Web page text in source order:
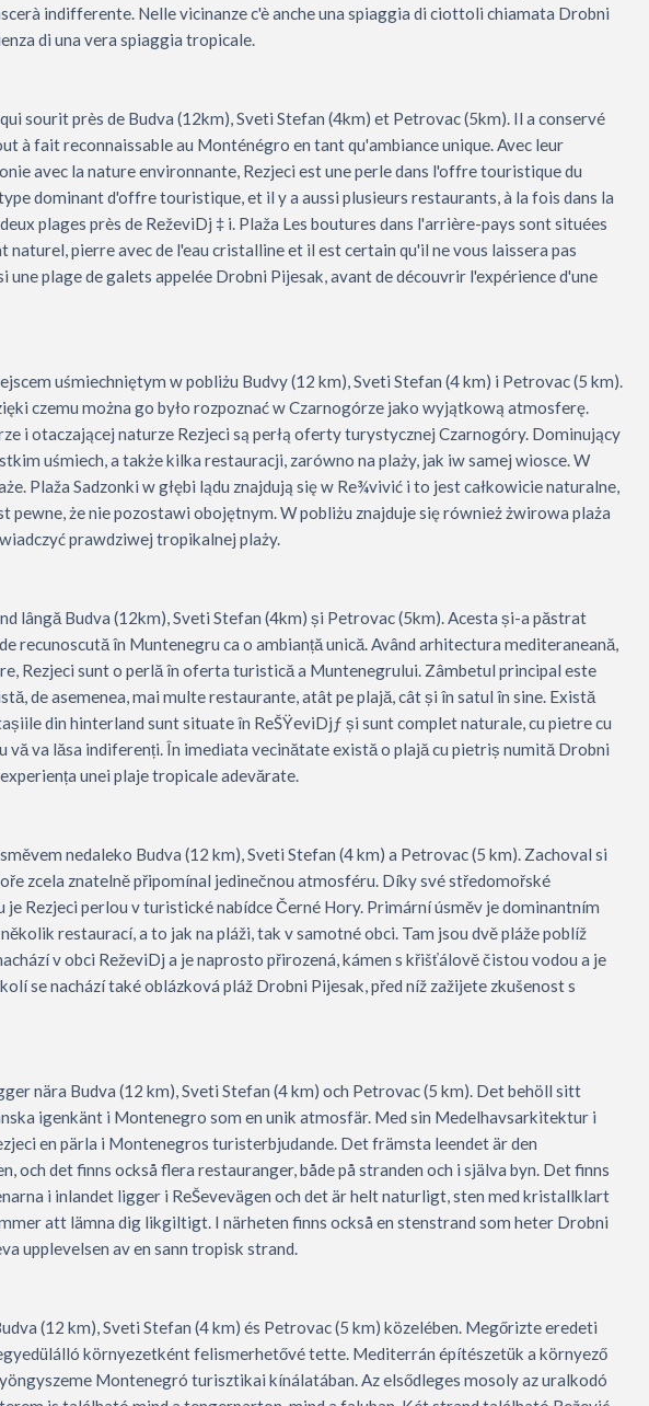
indifferente. Nelle vicinanze c'è anche una spiaggia di ciottoli chiamata Drobni
di una vera spiaggia tropicale.
sourit près de Budva (12km), Sveti Stefan (4km) et Petrovac (5km). Il a conservé
à fait reconnaissable au Monténégro en tant qu'ambiance unique. Avec leur
avec la nature environnante, Rezjeci est une perle dans l'offre touristique du
dominant d'offre touristique, et il y a aussi plusieurs restaurants, à la fois dans la
plages près de ReževiDj ‡ i. Plaža Les boutures dans l'arrière-pays sont situées
naturel, pierre avec de l'eau cristalline et il est certain qu'il ne vous laissera pas
une plage de galets appelée Drobni Pijesak, avant de découvrir l'expérience d'une
uśmiechniętym w pobliżu Budvy (12 km), Sveti Stefan (4 km) i Petrovac (5 km).
czemu można go było rozpoznać w Czarnogórze jako wyjątkową atmosferę.
i otaczającej naturze Rezjeci są perłą oferty turystycznej Czarnogóry. Dominujący
uśmiech, a także kilka restauracji, zarówno na plaży, jak iw samej wiosce. W
Plaža Sadzonki w głębi lądu znajdują się w Re¾vivić i to jest całkowicie naturalne,
pewne, że nie pozostawi obojętnym. W pobliżu znajduje się również żwirowa plaża
prawdziwej tropikalnej plaży.
lângă Budva (12km), Sveti Stefan (4km) și Petrovac (5km). Acesta și-a păstrat
recunoscută în Muntenegru ca o ambianță unică. Având arhitectura mediteraneană,
Rezjeci sunt o perlă în oferta turistică a Muntenegrului. Zâmbetul principal este
de asemenea, mai multe restaurante, atât pe plajă, cât și în satul în sine. Există
din hinterland sunt situate în ReŠŸeviDjƒ și sunt complet naturale, cu pietre cu
vă va lăsa indiferenți. În imediata vecinătate există o plajă cu pietriș numită Drobni
unei plaje tropicale adevărate.
nedaleko Budva (12 km), Sveti Stefan (4 km) a Petrovac (5 km). Zachoval si
zcela znatelně připomínal jedinečnou atmosféru. Díky své středomořské
Rezjeci perlou v turistické nabídce Černé Hory. Primární úsměv je dominantním
restaurací, a to jak na pláži, tak v samotné obci. Tam jsou dvě pláže poblíž
v obci ReževiDj a je naprosto přirozená, kámen s křišťálově čistou vodou a je
se nachází také oblázková pláž Drobni Pijesak, před níž zažijete zkušenost s
nära Budva (12 km), Sveti Stefan (4 km) och Petrovac (5 km). Det behöll sitt
igenkänt i Montenegro som en unik atmosfär. Med sin Medelhavsarkitektur i
en pärla i Montenegros turisterbjudande. Det främsta leendet är den
och det finns också flera restauranger, både på stranden och i själva byn. Det finns
i inlandet ligger i ReŠevevägen och det är helt naturligt, sten med kristallklart
att lämna dig likgiltigt. I närheten finns också en stenstrand som heter Drobni
upplevelsen av en sann tropisk strand.
(12 km), Sveti Stefan (4 km) és Petrovac (5 km) közelében. Megőrizte eredeti
környezetként felismerhetővé tette. Mediterrán építészetük a környező
Montenegró turisztikai kínálatában. Az elsődleges mosoly az uralkodó